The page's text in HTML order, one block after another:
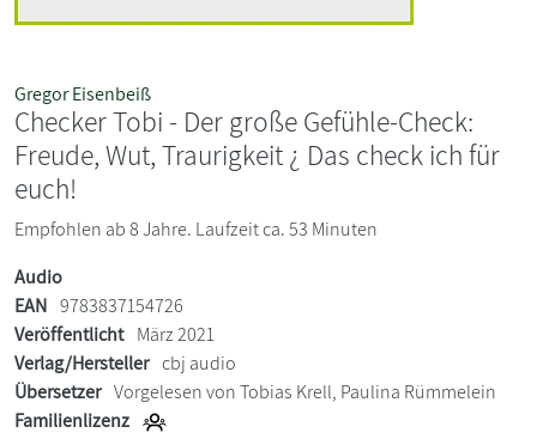
Gregor Eisenbeiß
Checker Tobi - Der große Gefühle-Check:
Freude, Wut, Traurigkeit ¿ Das check ich für
euch!
Empfohlen ab 8 Jahre. Laufzeit ca. 53 Minuten
Audio
EAN 9783837154726
Veröffentlicht März 2021
Verlag/Hersteller cbj audio
Übersetzer Vorgelesen von Tobias Krell, Paulina Rümmelein
Familienlizenz